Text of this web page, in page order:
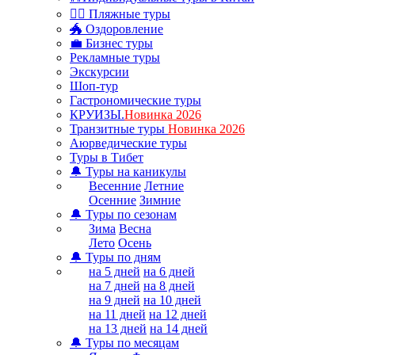
🏊‍♂ Пляжные туры
🐲 Оздоровление
💼 Бизнес туры
Рекламные туры
Экскурсии
Шоп-тур
Гастрономические туры
КРУИЗЫ.Новинка 2026
Транзитные туры Новинка 2026
Аюрведические туры
Туры в Тибет
🔔 Туры на каникулы
Весенние Летние
Осенние Зимние
🔔 Туры по сезонам
Зима Весна
Лето Осень
🔔 Туры по дням
на 5 дней на 6 дней
на 7 дней на 8 дней
на 9 дней на 10 дней
на 11 дней на 12 дней
на 13 дней на 14 дней
🔔 Туры по месяцам